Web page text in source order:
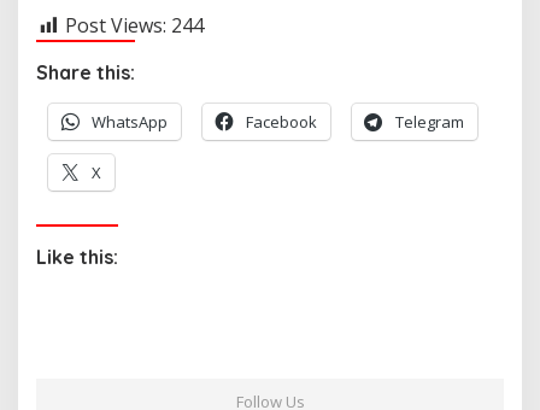
Post Views: 244
Share this:
WhatsApp Facebook Telegram
X
Like this:
Follow Us